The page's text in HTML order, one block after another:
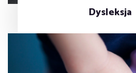
Dysleksja